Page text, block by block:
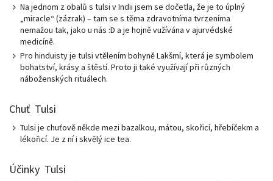
Na jednom z obalů s tulsi v Indii jsem se dočetla, že je to úplný
„miracle“ (zázrak) – tam se s těma zdravotníma tvrzeníma
nemažou tak, jako u nás :D a je hojně vužívána v ajurvédské
medicíně.
Pro hinduisty je tulsi vtělením bohyně Lakšmí, která je symbolem
bohatství, krásy a štěstí. Proto ji také využívají při různých
náboženských rituálech.
Chuť Tulsi
Tulsi je chuťově někde mezi bazalkou, mátou, skořicí, hřebíčekm a
lékořicí. Je z ní i skvělý ice tea.
Účinky Tulsi